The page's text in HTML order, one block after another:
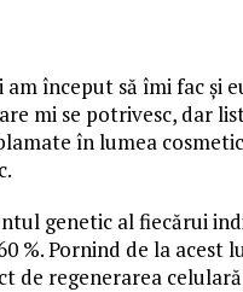
început să îmi fac și
mi se potrivesc, dar
în lumea
genetic al fiecărui
%. Pornind de la acest
de regenerarea